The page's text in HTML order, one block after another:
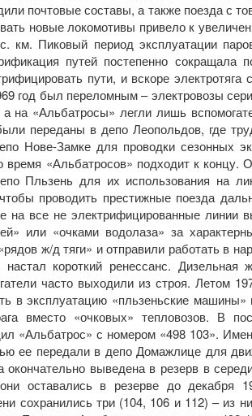
почтовые составы, а также поезда с
новые локомотивы привело к
Пиковый период эксплуатации
путей постепенно сокращала
пути, и вскоре электротяга
год был переломным – электровозы
на «Альбатросы» легли лишь
переданы в депо Леопольдов, где
Нове-Замке для проводки сезонных
«Альбатросов» подходит к концу.
Пльзень для их использования на
проводить престижные поезда
на все не электрифицированные линии
или «очками водолаза» за
ж/д тяги» и отправили работать в
короткий ренессанс. Дизельная
часто выходили из строя. Летом
в эксплуатацию «пльзеньские машины»
вместо «очковых» тепловозов. В
«Альбатрос» с номером «498 103».
ее передали в депо Домажлице для
выведена в резерв в
оставались в резерве до декабря
сохранились три (104, 106 и 112) – из